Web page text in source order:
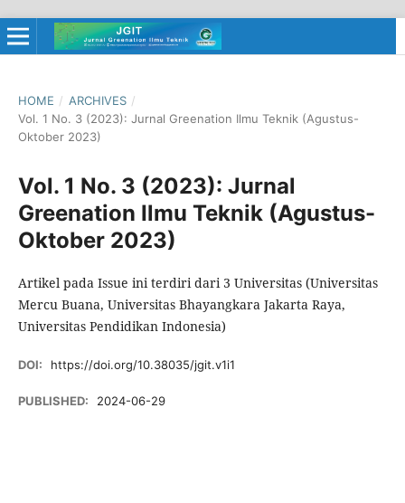
HOME / ARCHIVES /
Vol. 1 No. 3 (2023): Jurnal Greenation Ilmu Teknik (Agustus-
Oktober 2023)
Vol. 1 No. 3 (2023): Jurnal
Greenation Ilmu Teknik (Agustus-
Oktober 2023)
Artikel pada Issue ini terdiri dari 3 Universitas (Universitas
Mercu Buana, Universitas Bhayangkara Jakarta Raya,
Universitas Pendidikan Indonesia)
DOI: https://doi.org/10.38035/jgit.v1i1
PUBLISHED: 2024-06-29